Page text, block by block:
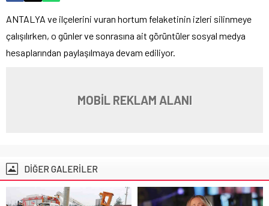
ANTALYA ve ilçelerini vuran hortum felaketinin izleri silinmeye
çalışılırken, o günler ve sonrasına ait görüntüler sosyal medya
hesaplarından paylaşılmaya devam ediliyor.
MOBİL REKLAM ALANI
DİĞER GALERİLER